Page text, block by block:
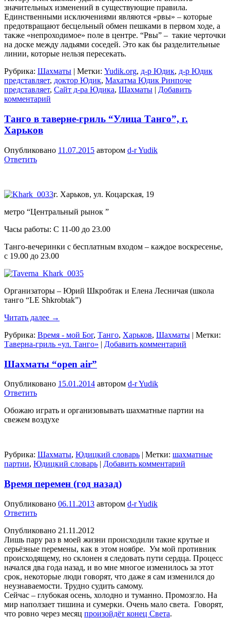
значительных изменений в существующие правила.
Единственными исключениями являются «рвы» – которые
предотвращают бесцельный обмен пешками в первом ходе, а
также «непроходимое» поле в центре. “Рвы” – такие черточки
на доске между ладьями соседей. Это как бы разделительные
линии, которые нельзя пересекать.
Рубрика: Шахматы | Метки: Yudik.org, д-р Юдик, д-р Юдик
представляет, доктор Юдик, Махатма Юдик Ринпоче
представляет, Сайт д-ра Юдика, Шахматы | Добавить
комментарий
Танго в таверне-гриль “Улица Танго”, г.
Харьков
Опубликовано 11.07.2015 автором d-r Yudik
Ответить
г. Харьков, ул. Коцарская, 19
метро “Центральный рынок ”
Часы работы: С 11-00 до 23.00
Танго-вечеринки с бесплатным входом – каждое воскресенье,
с 19.00 до 23.00
Организаторы – Юрий Шкробтак и Елена Лесничая (школа
танго “LE Shkrobtak”)
Читать далее →
Рубрика: Время - мой Бог, Танго, Харьков, Шахматы | Метки:
Таверна-гриль «ул. Танго» | Добавить комментарий
Шахматы “open air”
Опубликовано 15.01.2014 автором d-r Yudik
Ответить
Обожаю играть и организовывать шахматные партии на
свежем воздухе
Рубрика: Шахматы, Юдицкий словарь | Метки: шахматные
партии, Юдицкий словарь | Добавить комментарий
Время перемен (год назад)
Опубликовано 06.11.2013 автором d-r Yudik
Ответить
Опубликовано 21.11.2012
Лишь пару раз в моей жизни происходили такие крутые и
серьёзные перемены, как в этом ноябре. Ум мой противник
происходящему, но склонен я следовать пути сердца. Процесс
начался два года назад, и во мне многое изменилось за этот
срок, некоторые люди говорят, что даже я сам изменился до
неузнаваемости. Трудно судить самому.
Сейчас – глубокая осень, холодно и туманно. Промозгло. На
мир наползает тишина и сумерки. Очень мало света. Говорят,
что ровно через месяц произойдёт конец Света.